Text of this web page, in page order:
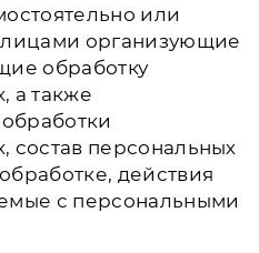
или
организующие
обработку
а также
состав персональных
действия
с персональными